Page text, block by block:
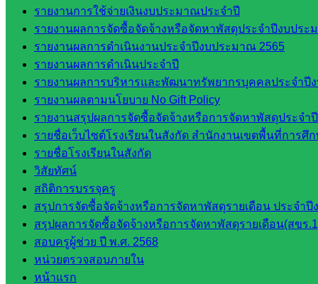
รายงานการใช้จ่ายเงินงบประมาณประจำปี
รายงานผลการจัดซื้อจัดจ้างหรือจัดหาพัสดุประจำปีงบปร
รายงานผลการดำเนินงานประจำปีงบประมาณ 2565
รายงานผลการดำเนินประจำปี
รายงานผลการบริหารและพัฒนาทรัพยากรบุคคลประจำปี
รายงานผลตามนโยบาย No Gift Policy
รายงานสรุปผลการจัดซื้อจัดจ้างหรือการจัดหาพัสดุประจำ
รายชื่อเว็บไซต์โรงเรียนในสังกัด สำนักงานเขตพื้นที่การศึ
รายชื่อโรงเรียนในสังกัด
วิสัยทัศน์
สถิติการบรรจุครู
สรุปการจัดซื้อจัดจ้างหรือการจัดหาพัสดุรายเดือน ประจำ
สรุปผลการจัดซื้อจัดจ้างหรือการจัดหาพัสดุรายเดือน(สขร
สอบครูผู้ช่วย ปี พ.ศ. 2568
หน่วยตรวจสอบภายใน
หน้าแรก
พรมพิไล
ห้อง
นิเทศ
ศน.ชยา
ธิศ/
ศน.อัญชลี
ห้อง
นิเทศ
ดร.สราว
ดี เพ็งศรี
โคตร
เว็บไซต์
คณะ
กรรมการ
ก.ต.ป.น.